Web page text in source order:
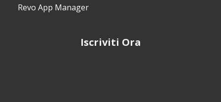
Revo App Manager
Iscriviti Ora